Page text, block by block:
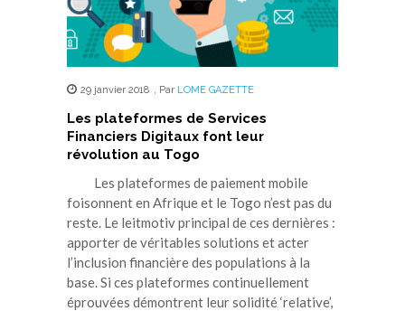
29 janvier 2018 , Par LOME GAZETTE
Les plateformes de Services
Financiers Digitaux font leur
révolution au Togo
Les plateformes de paiement mobile
foisonnent en Afrique et le Togo n’est pas du
reste. Le leitmotiv principal de ces dernières :
apporter de véritables solutions et acter
l’inclusion financière des populations à la
base. Si ces plateformes continuellement
éprouvées démontrent leur solidité ‘relative’,